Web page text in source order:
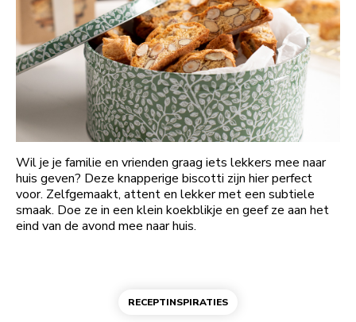
Wil je je familie en vrienden graag iets lekkers mee naar
huis geven? Deze knapperige biscotti zijn hier perfect
voor. Zelfgemaakt, attent en lekker met een subtiele
smaak. Doe ze in een klein koekblikje en geef ze aan het
eind van de avond mee naar huis.
RECEPTINSPIRATIES